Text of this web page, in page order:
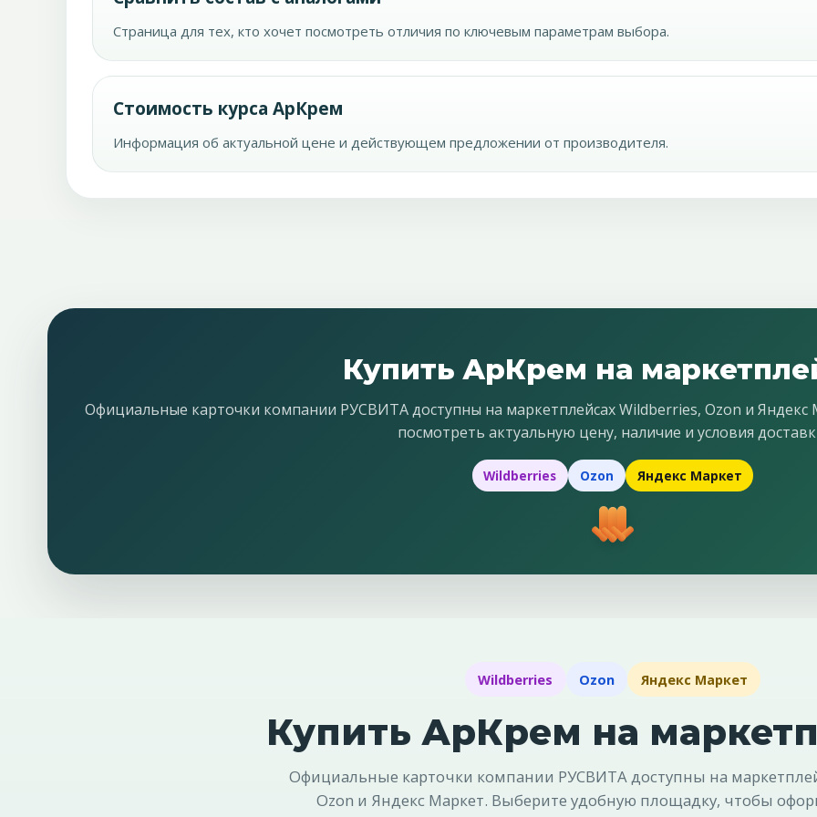
Страница для тех, кто хочет посмотреть отличия по ключевым параметрам выбора.
Стоимость курса АрКрем
Информация об актуальной цене и действующем предложении от производителя.
Купить АрКрем на
Официальные карточки компании РУСВИТА доступны на маркетплейсах Wildberries, Ozon и
посмотреть актуальную цену, наличие и условия
Wildberries Ozon Яндекс Маркет
Wildberries Ozon Яндекс Маркет
Купить АрКрем на
Официальные карточки компании РУСВИТА доступны на
Ozon и Яндекс Маркет. Выберите удобную площадку, чтобы